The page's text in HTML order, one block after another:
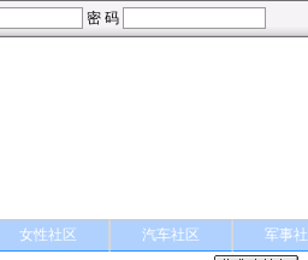
女性社区 汽车社区 军事